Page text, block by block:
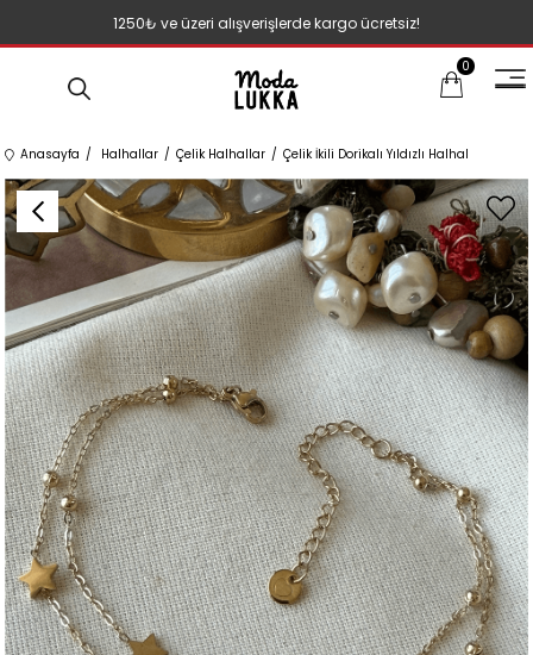
1250₺ ve üzeri alışverişlerde kargo ücretsiz!
0
Anasayfa Halhallar Çelik Halhallar Çelik İkili Dorikalı Yıldızlı Halhal